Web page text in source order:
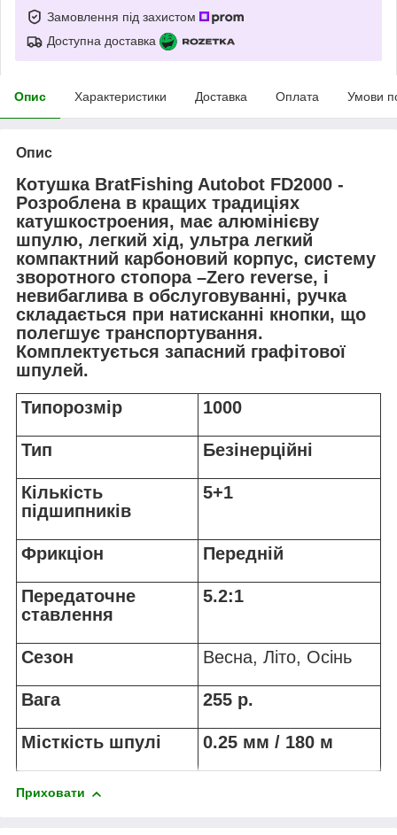
Замовлення під захистом
Доступна доставка
Опис Характеристики Доставка Оплата Умови
Опис
Котушка BratFishing Autobot FD2000 -
Розроблена в кращих традиціях
катушкостроения, має алюмінієву
шпулю, легкий хід, ультра легкий
компактний карбоновий корпус, систему
зворотного стопора –Zero reverse, і
невибаглива в обслуговуванні, ручка
складається при натисканні кнопки, що
полегшує транспортування.
Комплектується запасний графітової
шпулей.
Типорозмір
1000
Тип Безінерційні
Кількість
підшипників
5+1
Фрикціон Передній
Передаточне
ставлення
5.2:1
Сезон Весна, Літо, Осінь
Вага 255 р.
Місткість шпулі 0.25 мм / 180 м
Приховати